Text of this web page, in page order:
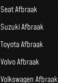
Seat Afbraak
Suzuki Afbraak
Toyota Afbraak
Volvo Afbraak
Volkswagen Afbraak